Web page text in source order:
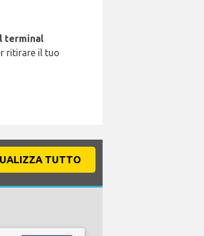
terminal
ritirare il tuo
TUTTO